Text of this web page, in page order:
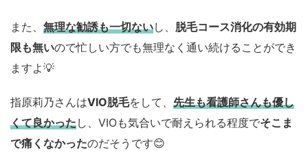
また、 無理な勧誘も一切ないし、 脱毛コース消化の有効期
限も無いので忙しい方でも無理なく通い続けることができ
ますよ💡
指原莉乃さんはVIO脱毛をして、 先生も看護師さんも優し
くて良かったし、VIOも気合いで耐えられる程度でそこま
で痛くなかったのだそうです😊